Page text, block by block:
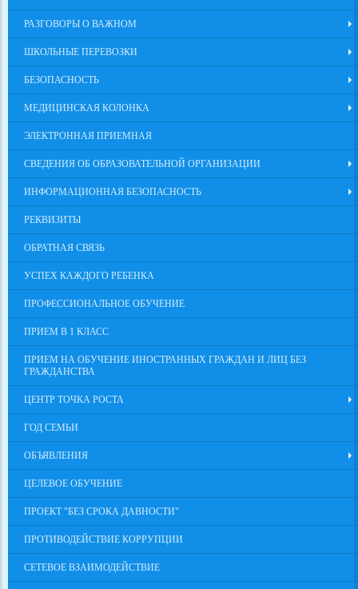
РАЗГОВОРЫ О ВАЖНОМ
ШКОЛЬНЫЕ ПЕРЕВОЗКИ
БЕЗОПАСНОСТЬ
МЕДИЦИНСКАЯ КОЛОНКА
ЭЛЕКТРОННАЯ ПРИЕМНАЯ
СВЕДЕНИЯ ОБ ОБРАЗОВАТЕЛЬНОЙ ОРГАНИЗАЦИИ
ИНФОРМАЦИОННАЯ БЕЗОПАСНОСТЬ
РЕКВИЗИТЫ
ОБРАТНАЯ СВЯЗЬ
УСПЕХ КАЖДОГО РЕБЕНКА
ПРОФЕССИОНАЛЬНОЕ ОБУЧЕНИЕ
ПРИЕМ В 1 КЛАСС
ПРИЕМ НА ОБУЧЕНИЕ ИНОСТРАННЫХ ГРАЖДАН И ЛИЦ БЕЗ
ГРАЖДАНСТВА
ЦЕНТР ТОЧКА РОСТА
ГОД СЕМЬИ
ОБЪЯВЛЕНИЯ
ЦЕЛЕВОЕ ОБУЧЕНИЕ
ПРОЕКТ "БЕЗ СРОКА ДАВНОСТИ"
ПРОТИВОДЕЙСТВИЕ КОРРУПЦИИ
СЕТЕВОЕ ВЗАИМОДЕЙСТВИЕ